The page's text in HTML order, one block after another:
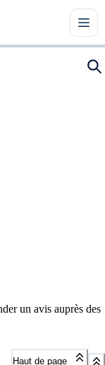
un avis auprès des
Haut de page